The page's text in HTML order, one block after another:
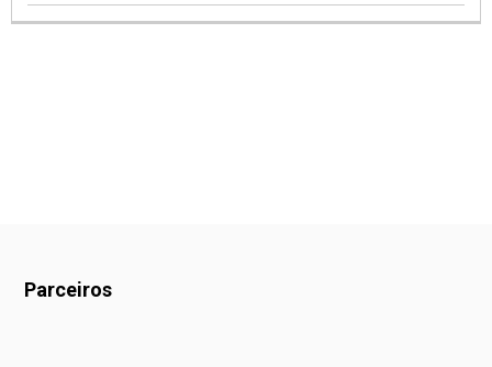
Parceiros